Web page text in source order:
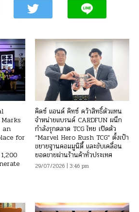
an
for
คิดซ์ แอนด์ คิทซ์ คว้าสิทธิ์ตัวแทน
จำหน่ายแบรนด์ CARDFUN ผนึก
กำลังรุกตลาด TCG ไทย เปิดตัว
“Marvel Hero Rush TCG” ตั้งเป้า
ขยายฐานคอมมูนิตี้ และขับเคลื่อน
ยอดขายผ่านร้านค้าทั่วประเทศ
29/07/2026 | 3:46 pm